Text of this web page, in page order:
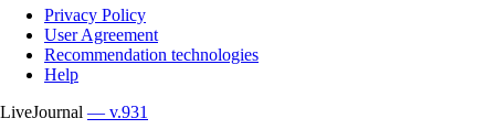
Privacy Policy
User Agreement
Recommendation technologies
Help
LiveJournal — v.931